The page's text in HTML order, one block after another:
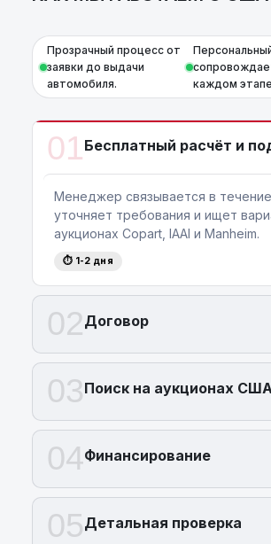
Прозрачный процесс от
заявки до выдачи
автомобиля.
каждом
01Бесплатный расчёт и
Менеджер связывается в течение
уточняет требования и ищет
аукционах Copart, IAAI и Manheim.
⏱ 1-2 дня
02Договор
03Поиск на аукционах
04Финансирование
05Детальная проверка